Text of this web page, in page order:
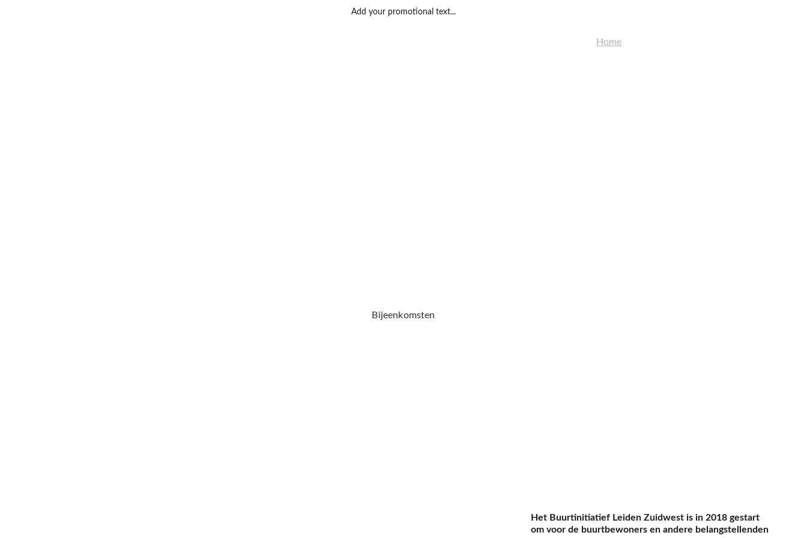
Add your promotional text...
Home
Bijeenkomsten
Het Buurtinitiatief Leiden Zuidwest is in 2018 gestart
om voor de buurtbewoners en andere belangstellenden